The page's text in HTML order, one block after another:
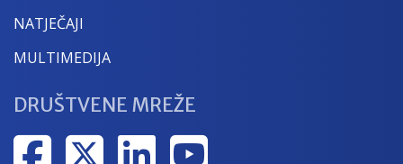
NATJEČAJI
MULTIMEDIJA
DRUŠTVENE MREŽE